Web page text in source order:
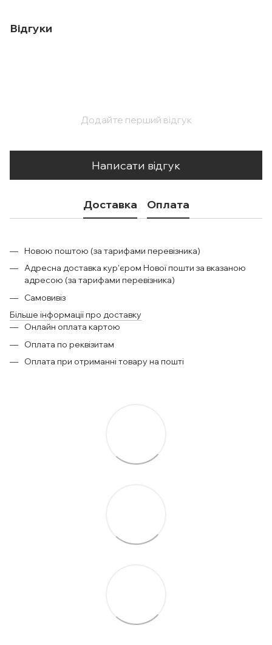
Відгуки
Додайте перший відгук
Написати відгук
Доставка Оплата
Новою поштою (за тарифами перевізника)
Адресна доставка кур'єром Нової пошти за вказаною
адресою (за тарифами перевізника)
Самовивіз
Більше інформації про доставку
Онлайн оплата картою
Оплата по реквізитам
Оплата при отриманні товару на пошті